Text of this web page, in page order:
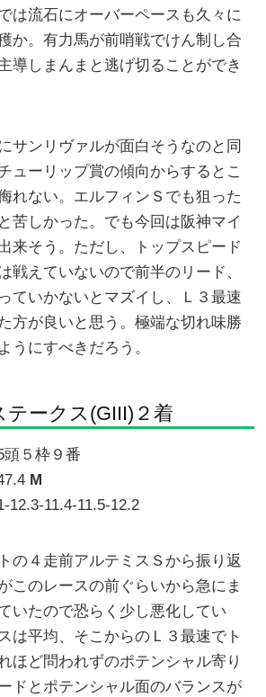
は流石にオーバーペースも久々に
か。有力馬が前哨戦でけん制し合
導しまんまと逃げ切ることができ
サンリヴァルが面白そうなのと同
ューリップ賞の傾向からするとこ
れない。エルフィンＳでも狙った
苦しかった。でも今回は阪神マイ
来そう。ただし、トップスピード
戦えていないので前半のリード、
ていかないとマズイし、Ｌ３最速
方が良いと思う。極端な切れ味勝
うにすべきだろう。
ークス(GIII)２着
頭５枠９番
M
12.3-11.4-11.5-12.2
の４走前アルテミスＳから振り返
このレースの前ぐらいから急にま
いたので恐らく少し悪化してい
は平均、そこからのＬ３最速でト
ほど問われずのポテンシャル寄り
ドとポテンシャル面のバランスが